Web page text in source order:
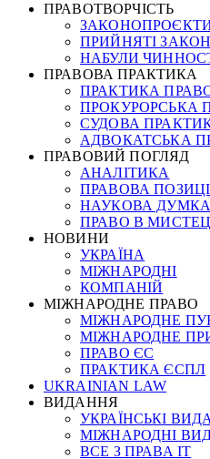
ПРАВОТВОРЧІСТЬ
ПРИЙНЯТІ
НАБУЛИ
ПРАВОВА ПРАКТИКА
ПРАКТИКА
ПРОКУРОРСЬКА
СУДОВА
АДВОКАТСЬКА
ПРАВОВИЙ ПОГЛЯД
АНАЛІТИКА
ПРАВОВА
НАУКОВА ДУМКА
ПРАВО В
НОВИНИ
УКРАЇНА
МІЖНАРОДНІ
КОМПАНІЙ
МІЖНАРОДНЕ ПРАВО
МІЖНАРОДНЕ
МІЖНАРОДНЕ
ПРАВО ЄС
ПРАКТИКА ЄСПЛ
UKRAINIAN LAW
ВИДАННЯ
УКРАЇНСЬКІ
МІЖНАРОДНІ
ВСЕ З ПРАВА ІТ